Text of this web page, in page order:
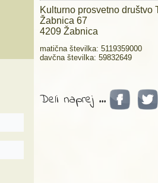
Kulturno prosvetno društvo
Žabnica 67
4209 Žabnica
matična številka: 5119359000
davčna številka: 59832649
Deli naprej ...